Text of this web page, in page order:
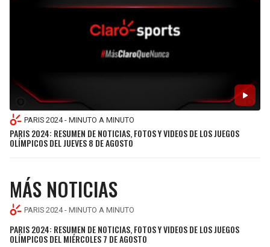
PACKERS
VIKINGS
SAINTS
TIMBERWOLVES
THUNDER
PARIS 2024 - MINUTO A MINUTO
PARIS 2024: RESUMEN DE NOTICIAS, FOTOS Y VIDEOS DE LOS JUEGOS
OLÍMPICOS DEL JUEVES 8 DE AGOSTO
MÁS NOTICIAS
PARIS 2024 - MINUTO A MINUTO
PARIS 2024: RESUMEN DE NOTICIAS, FOTOS Y VIDEOS DE LOS JUEGOS
OLÍMPICOS DEL MIÉRCOLES 7 DE AGOSTO